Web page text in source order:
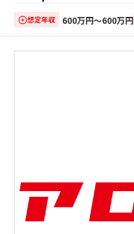
想定年収 600万円〜600万円